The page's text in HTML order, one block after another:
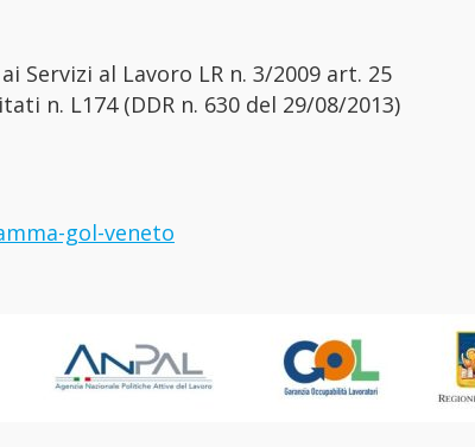
Servizi al Lavoro LR n. 3/2009 art. 25
n. L174 (DDR n. 630 del 29/08/2013)
gol-veneto